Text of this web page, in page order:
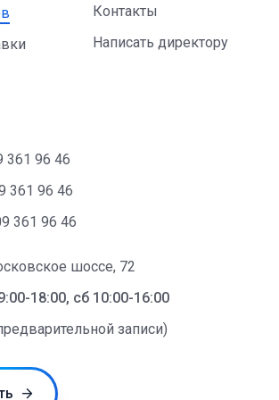
Контакты
Написать директору
361 96 46
361 96 46
361 96 46
шоссе, 72
18:00, сб 10:00-16:00
записи)